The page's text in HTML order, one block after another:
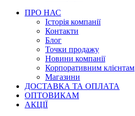
ПРО НАС
Історія компанії
Контакти
Блог
Точки продажу
Новини компанії
Корпоративним клієнтам
Магазини
ДОСТАВКА ТА ОПЛАТА
ОПТОВИКАМ
АКЦІЇ